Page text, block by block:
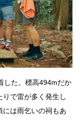
した。標高494mだか
で雷が多く発生し
には雨乞いの祠もあ